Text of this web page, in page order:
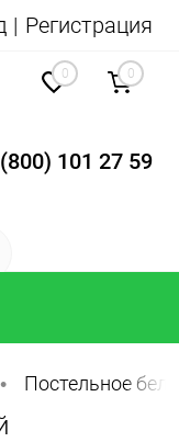
Регистрация
101 27 59
0 0
• Постельное